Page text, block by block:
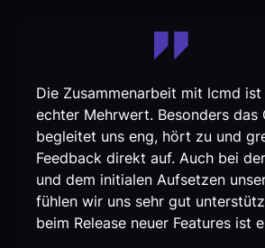
Die Zusammenarbeit mit lcmd
echter Mehrwert. Besonders das
begleitet uns eng, hört zu und
Feedback direkt auf. Auch bei
und dem initialen Aufsetzen
fühlen wir uns sehr gut
beim Release neuer Features ist